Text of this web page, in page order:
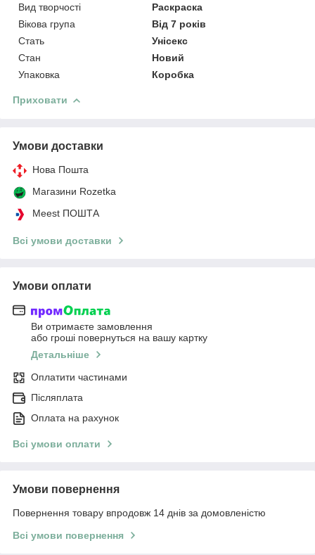
Вид творчості
Раскраска
Вікова група
Від 7 років
Стать
Унісекс
Стан
Новий
Упаковка
Коробка
Приховати
Умови доставки
Нова Пошта
Магазини Rozetka
Meest ПОШТА
Всі умови доставки
Умови оплати
Ви отримаєте замовлення
або гроші повернуться на вашу картку
Детальніше
Оплатити частинами
Післяплата
Оплата на рахунок
Всі умови оплати
Умови повернення
Повернення товару впродовж 14 днів за домовленістю
Всі умови повернення